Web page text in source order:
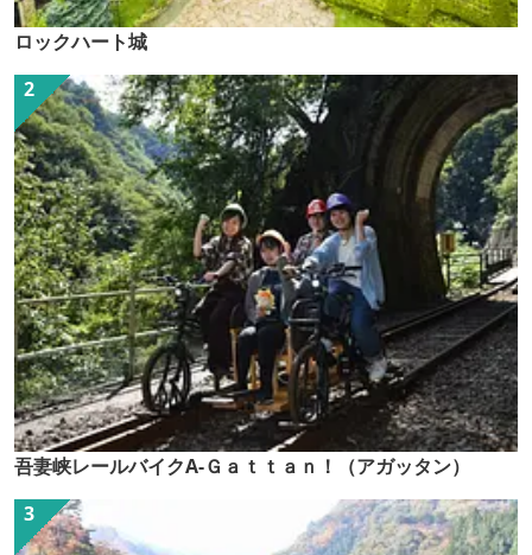
ロックハート城
吾妻峡レールバイクA-Ｇａｔｔａｎ！（アガッタン）